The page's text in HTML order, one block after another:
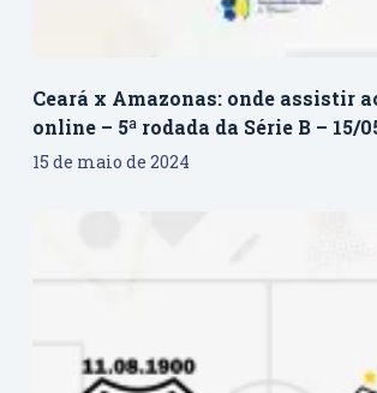
Ceará x Amazonas: onde assistir
online – 5ª rodada da Série B – 15/
15 de maio de 2024